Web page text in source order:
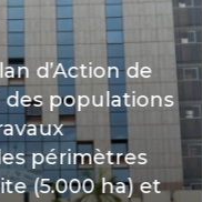
d’Action de
des populations
périmètres
(5.000 ha) et